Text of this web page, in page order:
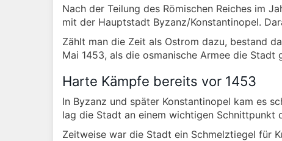
Nach der Teilung des Römischen Reiches im
mit der Hauptstadt Byzanz/Konstantinopel.
Zählt man die Zeit als Ostrom dazu, bestand
Mai 1453, als die osmanische Armee die Stadt
Harte Kämpfe bereits vor 1453
In Byzanz und später Konstantinopel kam es
lag die Stadt an einem wichtigen Schnittpunkt
Zeitweise war die Stadt ein Schmelztiegel für